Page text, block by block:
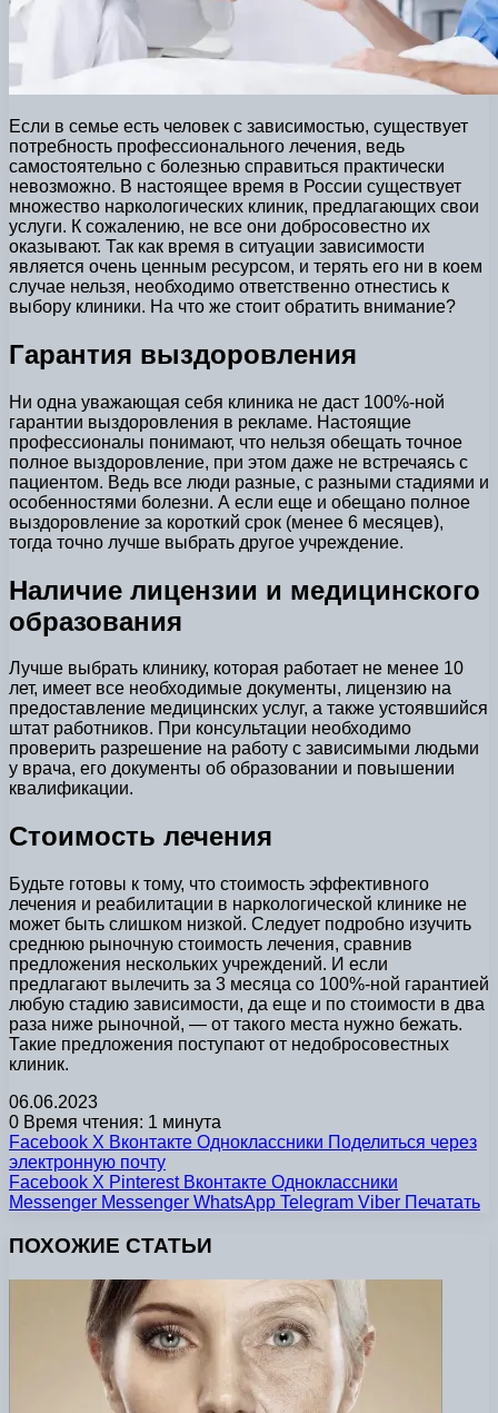
Если в семье есть человек с зависимостью, существует
потребность профессионального лечения, ведь
самостоятельно с болезнью справиться практически
невозможно. В настоящее время в России существует
множество наркологических клиник, предлагающих свои
услуги. К сожалению, не все они добросовестно их
оказывают. Так как время в ситуации зависимости
является очень ценным ресурсом, и терять его ни в коем
случае нельзя, необходимо ответственно отнестись к
выбору клиники. На что же стоит обратить внимание?
Гарантия выздоровления
Ни одна уважающая себя клиника не даст 100%-ной
гарантии выздоровления в рекламе. Настоящие
профессионалы понимают, что нельзя обещать точное
полное выздоровление, при этом даже не встречаясь с
пациентом. Ведь все люди разные, с разными стадиями и
особенностями болезни. А если еще и обещано полное
выздоровление за короткий срок (менее 6 месяцев),
тогда точно лучше выбрать другое учреждение.
Наличие лицензии и медицинского
образования
Лучше выбрать клинику, которая работает не менее 10
лет, имеет все необходимые документы, лицензию на
предоставление медицинских услуг, а также устоявшийся
штат работников. При консультации необходимо
проверить разрешение на работу с зависимыми людьми
у врача, его документы об образовании и повышении
квалификации.
Стоимость лечения
Будьте готовы к тому, что стоимость эффективного
лечения и реабилитации в наркологической клинике не
может быть слишком низкой. Следует подробно изучить
среднюю рыночную стоимость лечения, сравнив
предложения нескольких учреждений. И если
предлагают вылечить за 3 месяца со 100%-ной гарантией
любую стадию зависимости, да еще и по стоимости в два
раза ниже рыночной, — от такого места нужно бежать.
Такие предложения поступают от недобросовестных
клиник.
06.06.2023
0 Время чтения: 1 минута
Facebook X Вконтакте Одноклассники Поделиться через
электронную почту
Facebook X Pinterest Вконтакте Одноклассники
Messenger Messenger WhatsApp Telegram Viber Печатать
ПОХОЖИЕ СТАТЬИ